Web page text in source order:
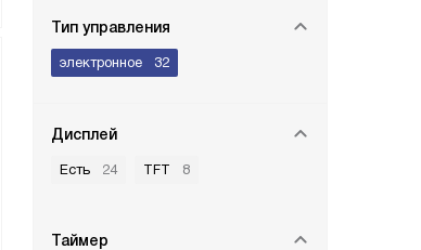
Тип управления
электронное 32
Дисплей
Есть 24 TFT 8
Таймер